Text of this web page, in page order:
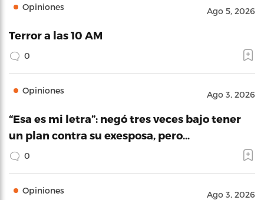
Opiniones Ago 5, 2026
Terror a las 10 AM
0
Opiniones Ago 3, 2026
“Esa es mi letra”: negó tres veces bajo tener
un plan contra su exesposa, pero…
0
Opiniones Ago 3, 2026